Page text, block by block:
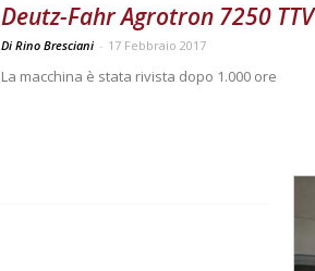
Deutz-Fahr Agrotron 7250 TTV
Di Rino Bresciani - 17 Febbraio 2017
La macchina è stata rivista dopo 1.000 ore